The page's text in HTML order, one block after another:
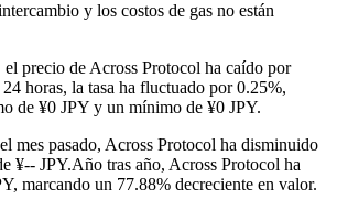
USDC como garantía
y los costos de gas no están
precio de Across Protocol ha caído por
horas, la tasa ha fluctuado por 0.25%,
de ¥0 JPY y un mínimo de ¥0 JPY.
mes pasado, Across Protocol ha disminuido
¥-- JPY.Año tras año, Across Protocol ha
marcando un 77.88% decreciente en valor.